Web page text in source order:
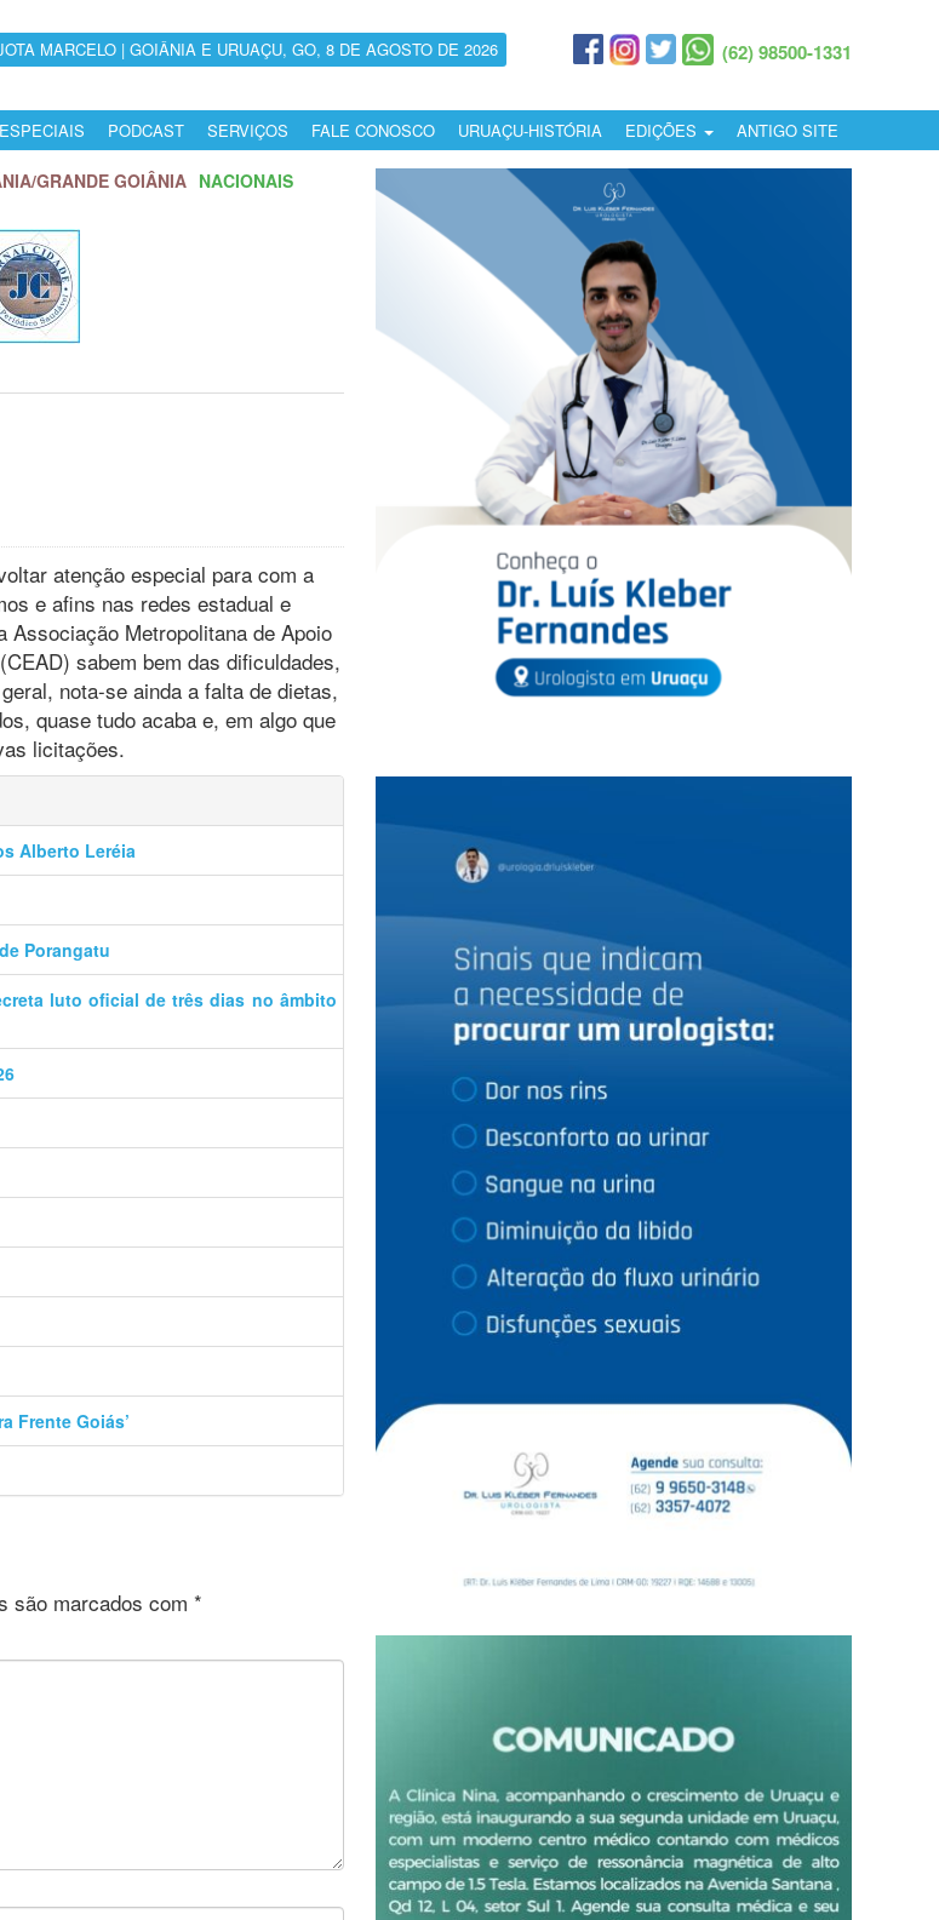
MARCELO | GOIÂNIA E URUAÇU, GO, 8 DE AGOSTO DE 2026 (62) 98500-1331
ESPECIAIS PODCAST SERVIÇOS FALE CONOSCO URUAÇU-HISTÓRIA EDIÇÕES ANTIGO SITE
GRANDE GOIÂNIA NACIONAIS
atenção especial para com a
e afins nas redes estadual e
Metropolitana de Apoio
sabem bem das dificuldades,
nota-se ainda a falta de dietas,
quase tudo acaba e, em algo que
licitações.
Alberto Leréia
Porangatu
luto oficial de três dias no âmbito
Frente Goiás’
são marcados com *